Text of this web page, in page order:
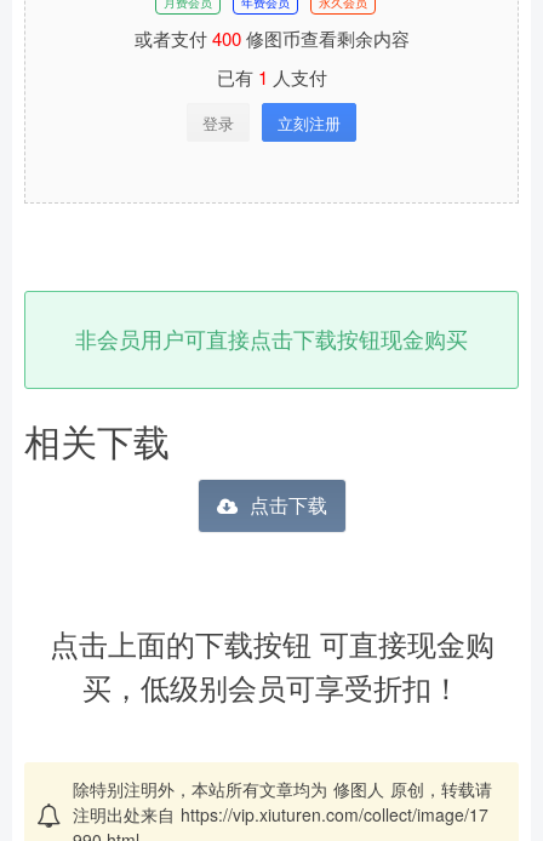
或者支付400修图币查看剩余内容
已有 1 人支付
登录 立刻注册
非会员用户可直接点击下载按钮现金购买
相关下载
点击下载
点击上面的下载按钮 可直接现金购
买，低级别会员可享受折扣！
除特别注明外，本站所有文章均为 修图人 原创，转载请
注明出处来自 https://vip.xiuturen.com/collect/image/17